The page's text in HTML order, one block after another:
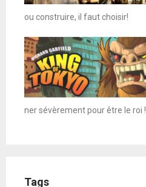
ou construire, il faut choisir!
ner sévèrement pour être le roi !
Tags